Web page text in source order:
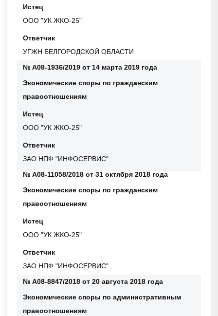
Истец
ООО "УК ЖКО-25"
Ответчик
УГЖН БЕЛГОРОДСКОЙ ОБЛАСТИ
№ А08-1936/2019 от 14 марта 2019 года
Экономические споры по гражданским
правоотношениям
Истец
ООО "УК ЖКО-25"
Ответчик
ЗАО НПФ "ИНФОСЕРВИС"
№ А08-11058/2018 от 31 октября 2018 года
Экономические споры по гражданским
правоотношениям
Истец
ООО "УК ЖКО-25"
Ответчик
ЗАО НПФ "ИНФОСЕРВИС"
№ А08-8847/2018 от 20 августа 2018 года
Экономические споры по административным
правоотношениям